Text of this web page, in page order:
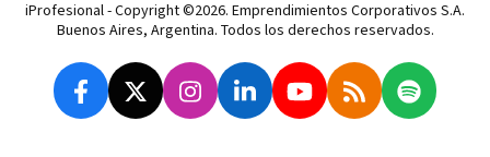
iProfesional - Copyright ©2026. Emprendimientos Corporativos S.A.
Buenos Aires, Argentina. Todos los derechos reservados.